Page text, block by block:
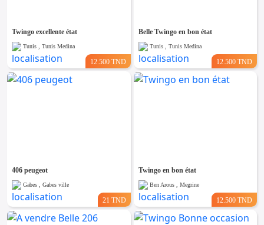
Twingo excellente état
Tunis , Tunis Medina
12.500 TND
Belle Twingo en bon état
Tunis , Tunis Medina
12.500 TND
406 peugeot
Gabes , Gabes ville
21 TND
Twingo en bon état
Ben Arous , Megrine
12.500 TND